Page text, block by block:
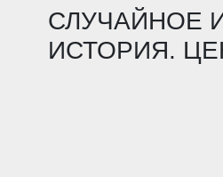
СЛУЧАЙНОЕ
ИСТОРИЯ.